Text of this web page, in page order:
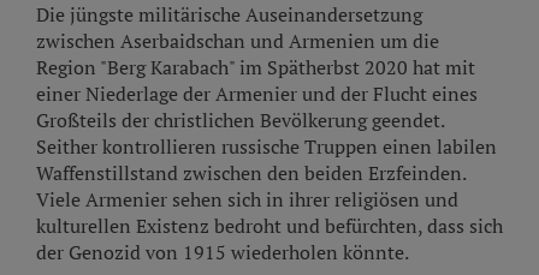
Die jüngste militärische Auseinandersetzung
zwischen Aserbaidschan und Armenien um die
Region "Berg Karabach" im Spätherbst 2020 hat mit
einer Niederlage der Armenier und der Flucht eines
Großteils der christlichen Bevölkerung geendet.
Seither kontrollieren russische Truppen einen labilen
Waffenstillstand zwischen den beiden Erzfeinden.
Viele Armenier sehen sich in ihrer religiösen und
kulturellen Existenz bedroht und befürchten, dass sich
der Genozid von 1915 wiederholen könnte.